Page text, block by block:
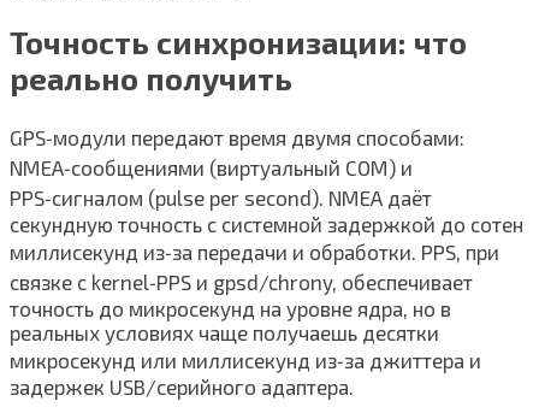
Точность синхронизации: что
реально получить
GPS‑модули передают время двумя способами:
NMEA‑сообщениями (виртуальный COM) и
PPS‑сигналом (pulse per second). NMEA даёт
секундную точность с системной задержкой до сотен
миллисекунд из‑за передачи и обработки. PPS, при
связке с kernel‑PPS и gpsd/chrony, обеспечивает
точность до микросекунд на уровне ядра, но в
реальных условиях чаще получаешь десятки
микросекунд или миллисекунд из‑за джиттера и
задержек USB/серийного адаптера.